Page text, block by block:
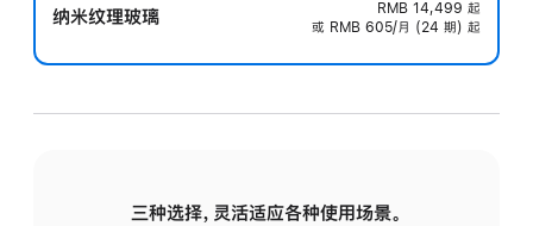
纳米纹理玻璃 RMB 14,499 起
或 RMB 605/月 (24 期) 起
三种选择，灵活适应各种使用场景。